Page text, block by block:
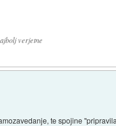
verjetne
te spojine